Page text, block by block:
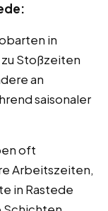
in
Stoßzeiten
an
saisonaler
oft
Arbeitszeiten,
in Rastede